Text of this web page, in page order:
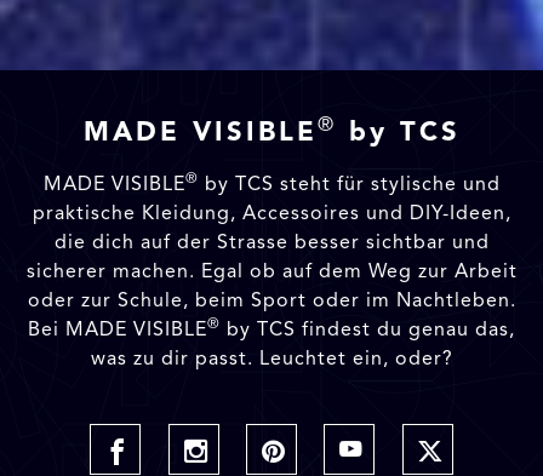
MADE VISIBLE ® by TCS
MADE VISIBLE® by TCS steht für stylische und
praktische Kleidung, Accessoires und DIY-Ideen,
die dich auf der Strasse besser sichtbar und
sicherer machen. Egal ob auf dem Weg zur Arbeit
oder zur Schule, beim Sport oder im Nachtleben.
Bei MADE VISIBLE® by TCS findest du genau das,
was zu dir passt. Leuchtet ein, oder?